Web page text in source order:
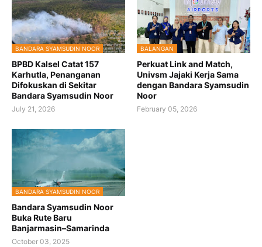
BANDARA SYAMSUDIN NOOR
BPBD Kalsel Catat 157
Karhutla, Penanganan
Difokuskan di Sekitar
Bandara Syamsudin Noor
July 21, 2026
BALANGAN
Perkuat Link and Match,
Univsm Jajaki Kerja Sama
dengan Bandara Syamsudin
Noor
February 05, 2026
BANDARA SYAMSUDIN NOOR
Bandara Syamsudin Noor
Buka Rute Baru
Banjarmasin–Samarinda
October 03, 2025